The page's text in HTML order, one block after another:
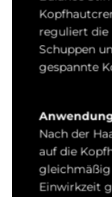
reguliert die
Schuppen
gespannte
Nach der
auf die
gleichmäßig
Einwirkzeit